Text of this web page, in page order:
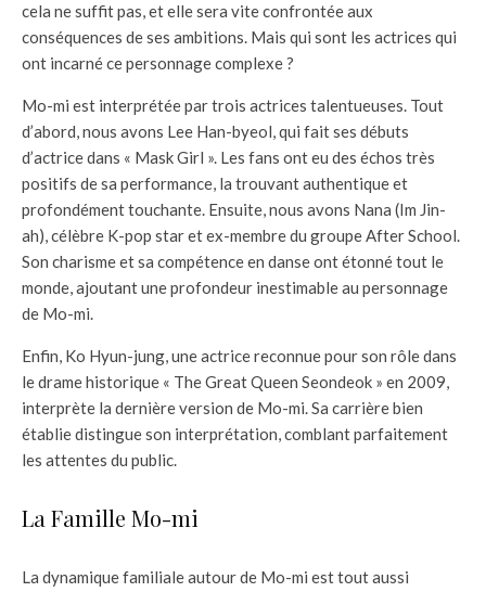
cela ne suffit pas, et elle sera vite confrontée aux
conséquences de ses ambitions. Mais qui sont les actrices qui
ont incarné ce personnage complexe ?
Mo-mi est interprétée par trois actrices talentueuses. Tout
d’abord, nous avons Lee Han-byeol, qui fait ses débuts
d’actrice dans « Mask Girl ». Les fans ont eu des échos très
positifs de sa performance, la trouvant authentique et
profondément touchante. Ensuite, nous avons Nana (Im Jin-
ah), célèbre K-pop star et ex-membre du groupe After School.
Son charisme et sa compétence en danse ont étonné tout le
monde, ajoutant une profondeur inestimable au personnage
de Mo-mi.
Enfin, Ko Hyun-jung, une actrice reconnue pour son rôle dans
le drame historique « The Great Queen Seondeok » en 2009,
interprète la dernière version de Mo-mi. Sa carrière bien
établie distingue son interprétation, comblant parfaitement
les attentes du public.
La Famille Mo-mi
La dynamique familiale autour de Mo-mi est tout aussi